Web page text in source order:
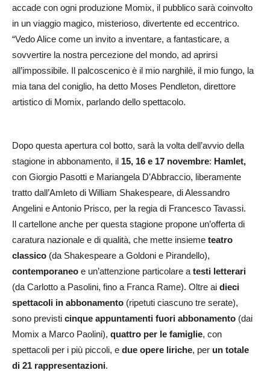
accade con ogni produzione Momix, il pubblico sarà coinvolto
in un viaggio magico, misterioso, divertente ed eccentrico.
“Vedo Alice come un invito a inventare, a fantasticare, a
sovvertire la nostra percezione del mondo, ad aprirsi
all’impossibile. Il palcoscenico è il mio narghilè, il mio fungo, la
mia tana del coniglio, ha detto Moses Pendleton, direttore
artistico di Momix, parlando dello spettacolo.
Dopo questa apertura col botto, sarà la volta dell’avvio della
stagione in abbonamento, il 15, 16 e 17 novembre: Hamlet,
con Giorgio Pasotti e Mariangela D’Abbraccio, liberamente
tratto dall’Amleto di William Shakespeare, di Alessandro
Angelini e Antonio Prisco, per la regia di Francesco Tavassi.
Il cartellone anche per questa stagione propone un’offerta di
caratura nazionale e di qualità, che mette insieme teatro
classico (da Shakespeare a Goldoni e Pirandello),
contemporaneo e un’attenzione particolare a testi letterari
(da Carlotto a Pasolini, fino a Franca Rame). Oltre ai dieci
spettacoli in abbonamento (ripetuti ciascuno tre serate),
sono previsti cinque appuntamenti fuori abbonamento (dai
Momix a Marco Paolini), quattro per le famiglie, con
spettacoli per i più piccoli, e due opere liriche, per un totale
di 21 rappresentazioni.